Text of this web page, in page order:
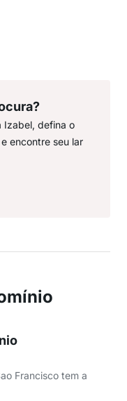
Izabel, defina o
encontre seu lar
Francisco tem a